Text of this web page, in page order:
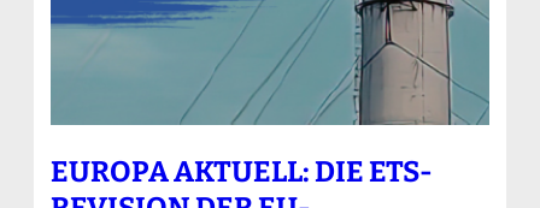
EUROPA AKTUELL: DIE ETS-